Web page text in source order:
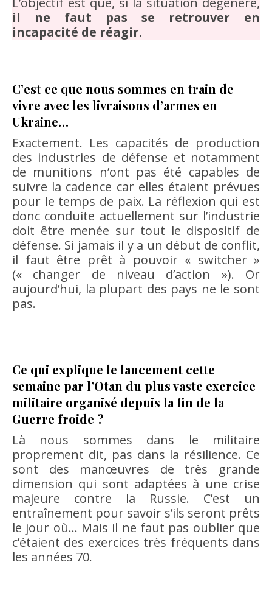
il ne faut pas se retrouver en
incapacité de réagir.
C’est ce que nous sommes en train de
vivre avec les livraisons d’armes en
Ukraine…
Exactement. Les capacités de production
des industries de défense et notamment
de munitions n’ont pas été capables de
suivre la cadence car elles étaient prévues
pour le temps de paix. La réflexion qui est
donc conduite actuellement sur l’industrie
doit être menée sur tout le dispositif de
défense. Si jamais il y a un début de conflit,
il faut être prêt à pouvoir « switcher »
(« changer de niveau d’action »). Or
aujourd’hui, la plupart des pays ne le sont
pas.
Ce qui explique le lancement cette
semaine par l’Otan du plus vaste exercice
militaire organisé depuis la fin de la
Guerre froide ?
Là nous sommes dans le militaire
proprement dit, pas dans la résilience. Ce
sont des manœuvres de très grande
dimension qui sont adaptées à une crise
majeure contre la Russie. C’est un
entraînement pour savoir s’ils seront prêts
le jour où… Mais il ne faut pas oublier que
c’étaient des exercices très fréquents dans
les années 70.